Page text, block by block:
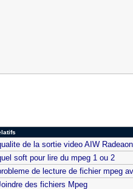
de la sortie video AIW Radeaon
soft pour lire du mpeg 1 ou 2
de lecture de fichier mpeg
des fichiers Mpeg